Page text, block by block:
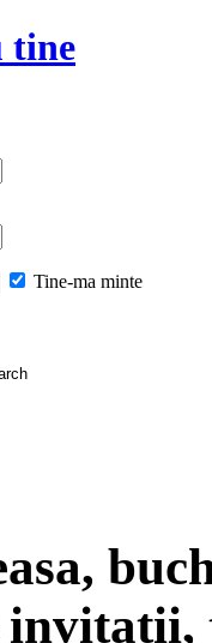
tine
Tine-ma minte